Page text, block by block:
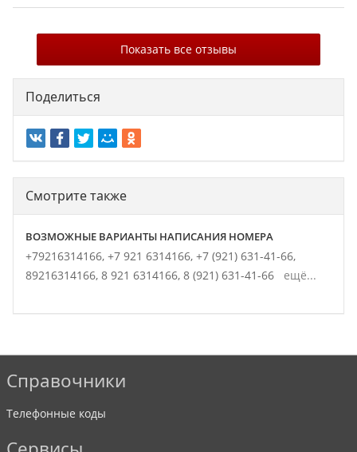
Показать все отзывы
Поделиться
Смотрите также
ВОЗМОЖНЫЕ ВАРИАНТЫ НАПИСАНИЯ НОМЕРА
+79216314166, +7 921 6314166, +7 (921) 631-41-66,
89216314166, 8 921 6314166, 8 (921) 631-41-66 ещё...
Справочники
Телефонные коды